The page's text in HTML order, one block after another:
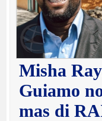
Misha
Guiamo
mas di